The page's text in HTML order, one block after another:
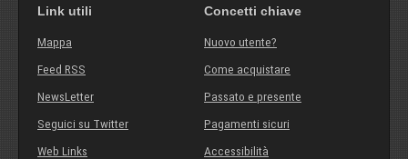
Link utili
Mappa
Feed RSS
NewsLetter
Seguici su Twitter
Web Links
Concetti chiave
Nuovo utente?
Come acquistare
Passato e presente
Pagamenti sicuri
Accessibilità